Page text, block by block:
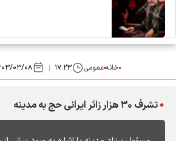
خانهعمومی ۱۷:۲۳ ۱۴۰۳/۰۳/۰۸
تشرف ۳۰ هزار زائر ایرانی حج به مدینه